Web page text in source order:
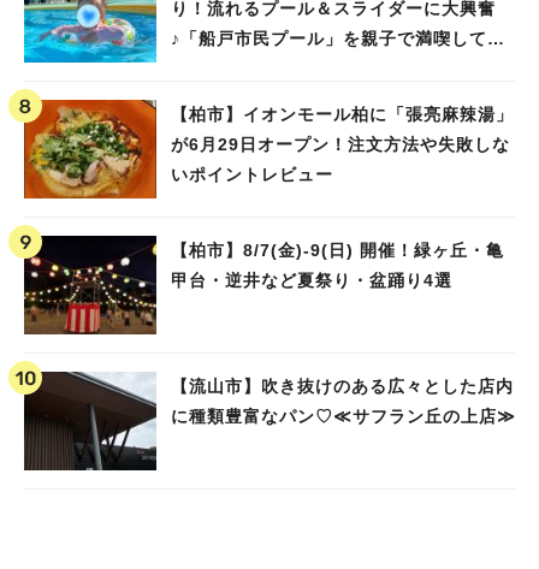
り！流れるプール＆スライダーに大興奮
♪「船戸市民プール」を親子で満喫してき
【柏市】イオンモール柏に「張亮麻辣湯」
が6月29日オープン！注文方法や失敗しな
いポイントレビュー
【柏市】8/7(金)‐9(日) 開催！緑ヶ丘・亀
甲台・逆井など夏祭り・盆踊り4選
【流山市】吹き抜けのある広々とした店内
に種類豊富なパン♡≪サフラン丘の上店≫